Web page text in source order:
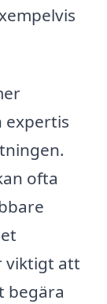
expertis
ofta
viktigt att
begära